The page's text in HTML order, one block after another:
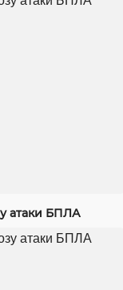
атаки БПЛА